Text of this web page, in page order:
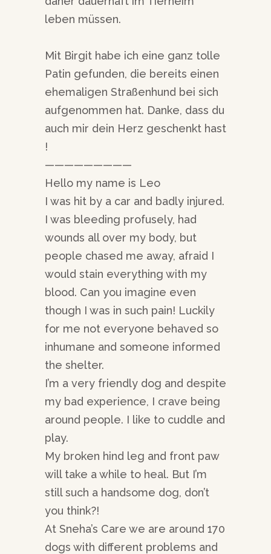
leben müssen.
Mit Birgit habe ich eine ganz tolle
Patin gefunden, die bereits einen
ehemaligen Straßenhund bei sich
aufgenommen hat. Danke, dass du
auch mir dein Herz geschenkt hast
!
—————————
Hello my name is Leo
I was hit by a car and badly injured.
I was bleeding profusely, had
wounds all over my body, but
people chased me away, afraid I
would stain everything with my
blood. Can you imagine even
though I was in such pain! Luckily
for me not everyone behaved so
inhumane and someone informed
the shelter.
I’m a very friendly dog ​​and despite
my bad experience, I crave being
around people. I like to cuddle and
play.
My broken hind leg and front paw
will take a while to heal. But I’m
still such a handsome dog, don’t
you think?!
At Sneha’s Care we are around 170
dogs with different problems and